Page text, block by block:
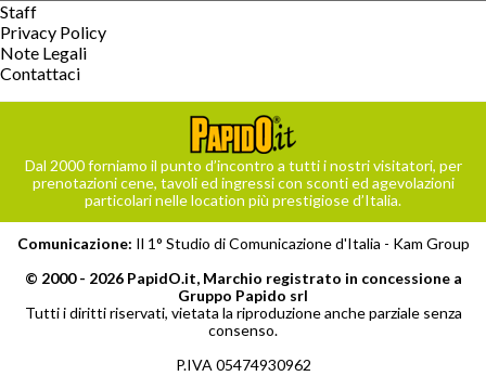
Staff
Privacy Policy
Note Legali
Contattaci
Dal 2000 forniamo il punto d’incontro a tutti i nostri visitatori, per
prenotazioni cene, tavoli ed ingressi con sconti ed agevolazioni
particolari nelle location più prestigiose d’Italia.
Comunicazione: Il 1° Studio di Comunicazione d'Italia - Kam Group
© 2000 - 2026 PapidO.it, Marchio registrato in concessione a
Gruppo Papido srl
Tutti i diritti riservati, vietata la riproduzione anche parziale senza
consenso.
P.IVA 05474930962